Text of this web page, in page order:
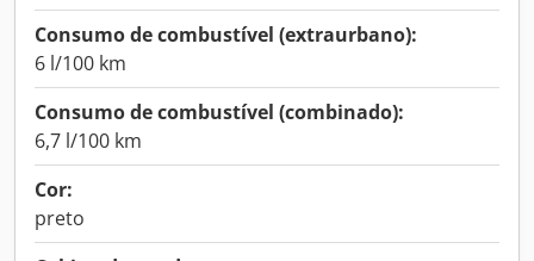
Consumo de combustível (extraurbano):
6 l/100 km
Consumo de combustível (combinado):
6,7 l/100 km
Cor:
preto